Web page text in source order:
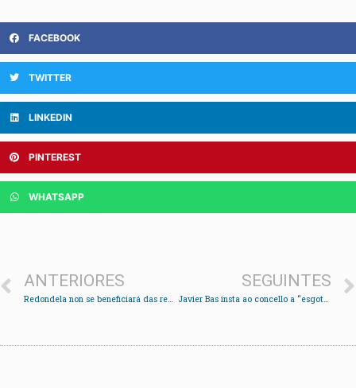
FACEBOOK
TWITTER
LINKEDIN
PINTEREST
WHATSAPP
ANTERIORES
Redondela non se beneficiará das rebaixas da PassVigo tras rexeitar o TSXG o recurso presentado polo Concello
SEGUINTES
Javier Bas insta ao concello a “esgotar as vías legais” para que os redondeláns poidan acceder a PassVigo